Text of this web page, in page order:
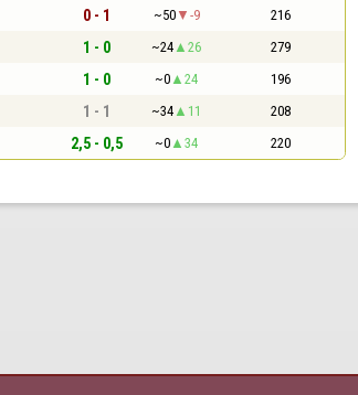
0 - 1 ~50 -9 216
1 - 0 ~24 26 279
1 - 0 ~0 24 196
1 - 1 ~34 11 208
2,5 - 0,5 ~0 34 220